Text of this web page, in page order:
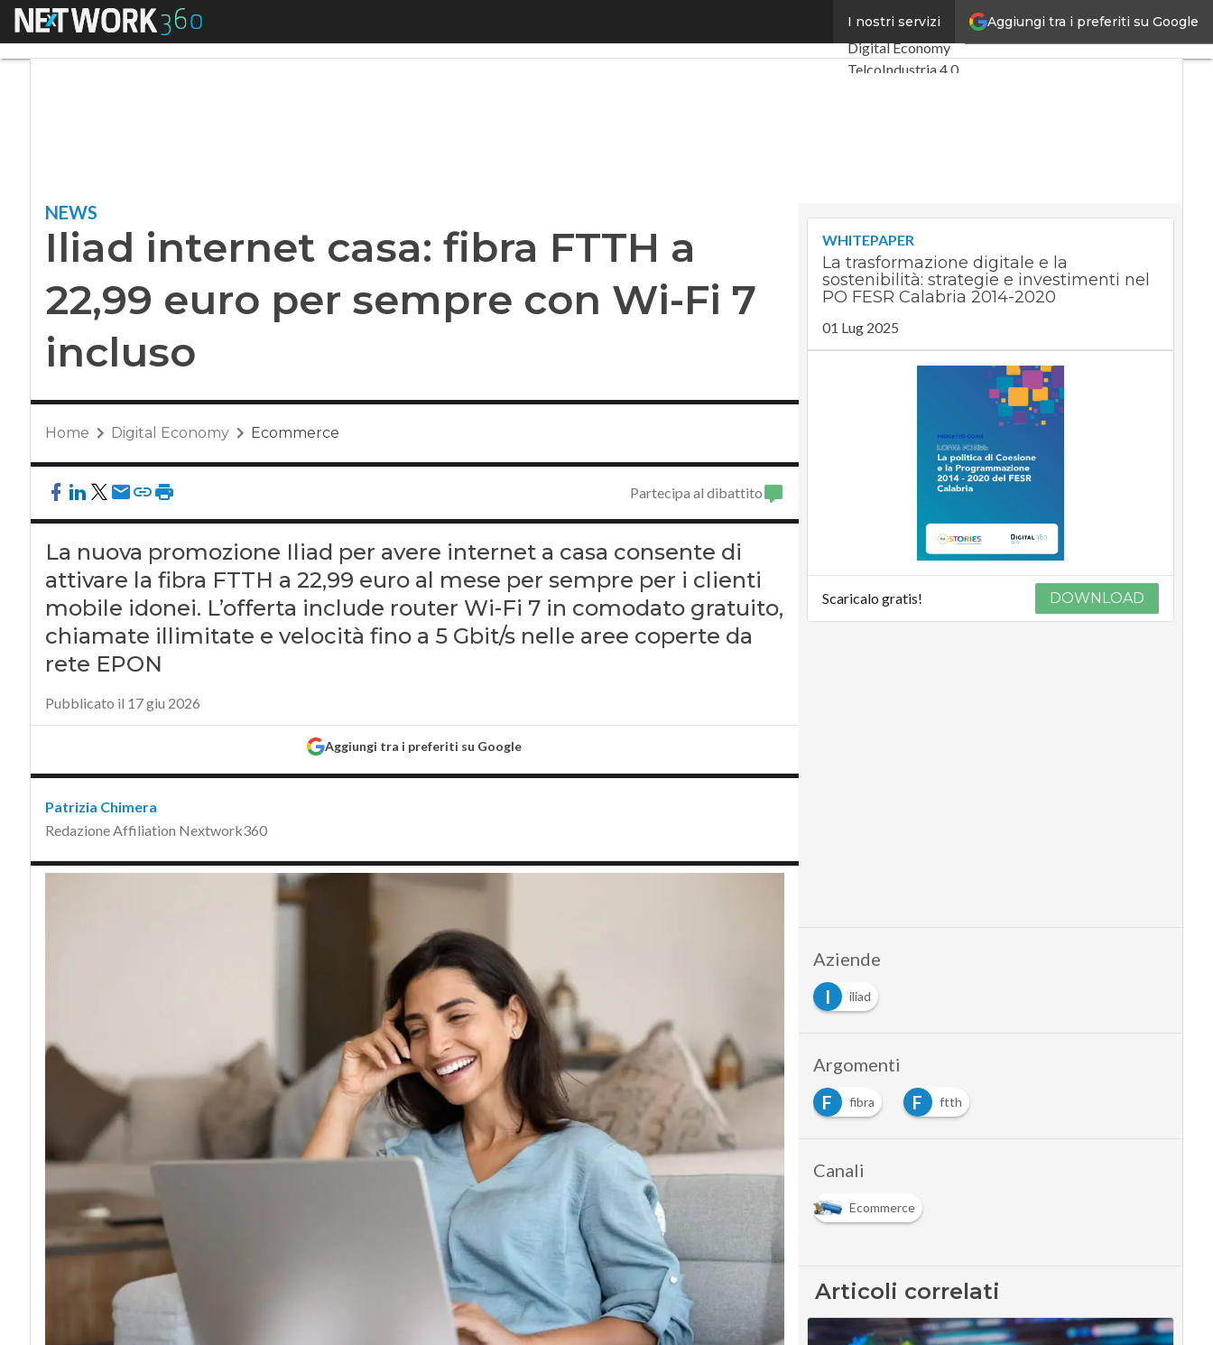
Aggiungi tra i preferiti su Google
I nostri servizi
Menu
Ultimi articoli
Digital Economy
TelcoIndustria 4.0
Le Guide di
CorCom
PodcastPrivacy
NEWS
Iliad internet casa: fibra FTTH a
22,99 euro per sempre con Wi-Fi 7
incluso
Home Digital Economy Ecommerce
Partecipa al dibattito
La nuova promozione Iliad per avere internet a casa consente di
attivare la fibra FTTH a 22,99 euro al mese per sempre per i clienti
mobile idonei. L’offerta include router Wi-Fi 7 in comodato gratuito,
chiamate illimitate e velocità fino a 5 Gbit/s nelle aree coperte da
rete EPON
Pubblicato il 17 giu 2026
Aggiungi tra i preferiti su Google
Patrizia Chimera
Redazione Affiliation Nextwork360
WHITEPAPER
La trasformazione digitale e la
sostenibilità: strategie e investimenti nel
PO FESR Calabria 2014-2020
01 Lug 2025
Scaricalo gratis! DOWNLOAD
Aziende
I
iliad
Argomenti
F
fibra F ftth
Canali
Ecommerce
Articoli correlati